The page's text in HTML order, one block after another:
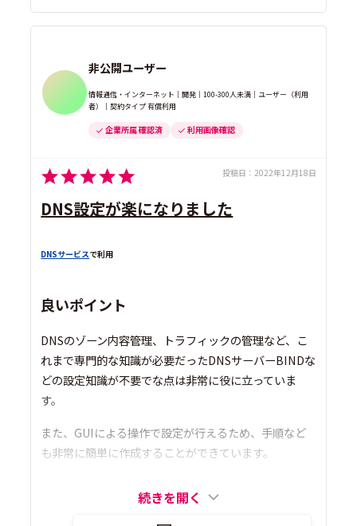
非公開ユーザー
情報通信・インターネット｜開発｜100-300人未満｜ユーザー（利用
者）｜契約タイプ 有償利用
企業所属 確認済 利用画像確認
投稿日： 2022年12月18日
DNS設定が楽になりました
DNSサービスで利用
良いポイント
DNSのゾーン内容管理、トラフィックの管理など、こ
れまで専門的な知識が必要だったDNSサーバーBINDな
どの設定知識が不要でな点は非常に役に立っていま
す。
また、GUIによる操作で設定が行えるため、手順など
も非常に簡単に作成することができています。
続きを開く